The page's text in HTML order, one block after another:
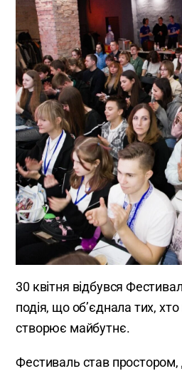
30 квітня відбувся
подія, що об’єднала тих,
створює майбутнє.
Фестиваль став